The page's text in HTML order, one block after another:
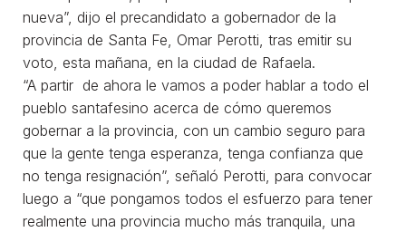
nueva”, dijo el precandidato a gobernador de la
provincia de Santa Fe, Omar Perotti, tras emitir su
voto, esta mañana, en la ciudad de Rafaela.
“A partir de ahora le vamos a poder hablar a todo el
pueblo santafesino acerca de cómo queremos
gobernar a la provincia, con un cambio seguro para
que la gente tenga esperanza, tenga confianza que
no tenga resignación”, señaló Perotti, para convocar
luego a “que pongamos todos el esfuerzo para tener
realmente una provincia mucho más tranquila, una